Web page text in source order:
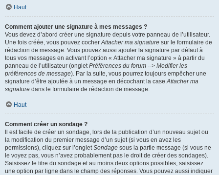
Haut
Comment ajouter une signature à mes messages ?
Vous devez d’abord créer une signature depuis votre panneau de l’utilisateur.
Une fois créée, vous pouvez cocherAttacher ma signature sur le formulaire de
rédaction de message. Vous pouvez aussi ajouter la signature par défaut à
tous vos messages en activant l’option « Attacher ma signature » à partir du
panneau de l’utilisateur (ongletPréférences du forum --> Modifier les
préférences de message). Par la suite, vous pourrez toujours empêcher une
signature d’être ajoutée à un message en décochant la caseAttacher ma
signature dans le formulaire de rédaction de message.
Haut
Comment créer un sondage ?
Il est facile de créer un sondage, lors de la publication d’un nouveau sujet ou
la modification du premier message d’un sujet (si vous en avez les
permissions), cliquez sur l’ongletSondage sous la partie message (si vous ne
le voyez pas, vous n’avez probablement pas le droit de créer des sondages).
Saisissez le titre du sondage et au moins deux options possibles, saisissez
une option par ligne dans le champ des réponses. Vous pouvez aussi indiquer